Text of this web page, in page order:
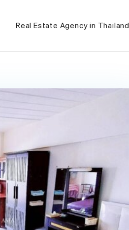
Real Estate Agency in Thailand